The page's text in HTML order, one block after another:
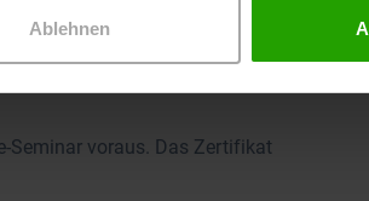
Ablehnen
und in Sekunden die passende
Seminar voraus. Das Zertifikat